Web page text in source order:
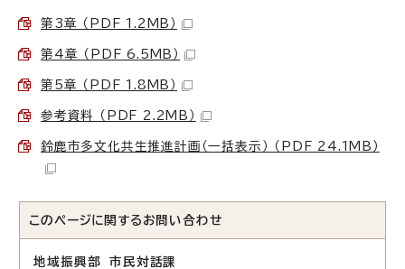
第3章 （PDF 1.2MB）
第4章 （PDF 6.5MB）
第5章 （PDF 1.8MB）
参考資料 （PDF 2.2MB）
鈴鹿市多文化共生推進計画（一括表示） （PDF 24.1MB）
このページに関する お問い合わせ
地域振興部 市民対話課